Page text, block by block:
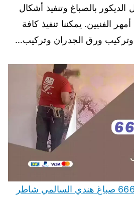
الديكور بالصباغ وتنفيذ أشكال
الفنيين. يمكننا تنفيذ كافة
وتركيب ورق الجدران وتركيب…
صباغ السالمي 66616884 صباغ هندي السالمي شاطر